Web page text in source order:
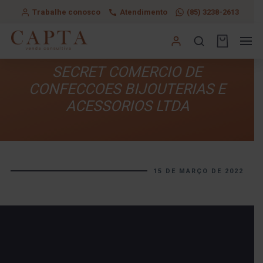
Trabalhe conosco Atendimento (85) 3238-2613
SECRET COMERCIO DE
CONFECCOES BIJOUTERIAS E
ACESSORIOS LTDA
15 DE MARÇO DE 2022